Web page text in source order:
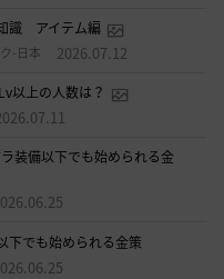
識 アイテム編
-日本 2026.07.12
以上の人数は？
装備以下でも始められる金
下でも始められる金策